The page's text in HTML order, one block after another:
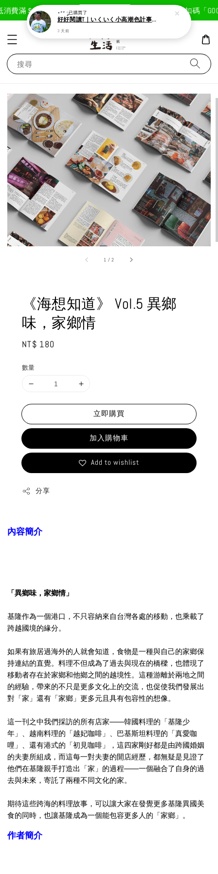
費滿＄1800免運費 現在去購物！ 首次註冊輸入折扣碼「
搜尋
1 /2
《海想知道》 Vol.5 異鄉
味，家鄉情
Regular
NT$ 180
數量
立即購買
加入購物車
Add to wishlist
分享
內容簡介
「異鄉味，家鄉情」
基隆作為一個港口，不只容納來自台灣各處的移動， 也乘載了
跨越國境的緣分。
如果有旅居過海外的人就會知道， 食物是一種與自己的家鄉保
持連結的直覺。 料理不但成為了過去與現在的橋樑， 也體現了
移動者存在於家鄉和他鄉之間的越境性。 這種游離於兩地之間
的經驗，帶來的不只是更多文化上的交流， 也促使我們發展出
對「家」還有「家鄉」 更多元且具有包容性的想像。
這一刊之中我們採訪的所有店家——韓國料理的「基隆少
年」、 越南料理的「越妃咖啡」、巴基斯坦料理的「真愛咖
哩」、 還有港式的「初見咖啡」， 這四家剛好都是由跨國婚姻
的夫妻所組成， 而這每一對夫妻的開店經歷， 都無疑是見證了
他們在基隆親手打造出「家」的過程——一個融合了自身的過
去與未來，寄託了兩種不同文化的家。
期待這些跨海的料理故事， 可以讓大家在發覺更多基隆異國美
食的同時， 也讓基隆成為一個能包容更多人的「家鄉」。
作者簡介
⋆** ༘已購買了
好好閱讀T｜いくいく小高潮色計事務所X好好生活書店聯名款
3 天前